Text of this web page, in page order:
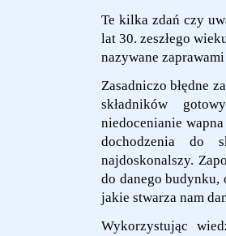
Te kilka zdań czy
lat 30. zeszłego
nazywane
Zasadniczo błędne
składników
niedocenianie
dochodzenia do
najdoskonalszy.
do danego budynku,
jakie stwarza nam
Wykorzystując